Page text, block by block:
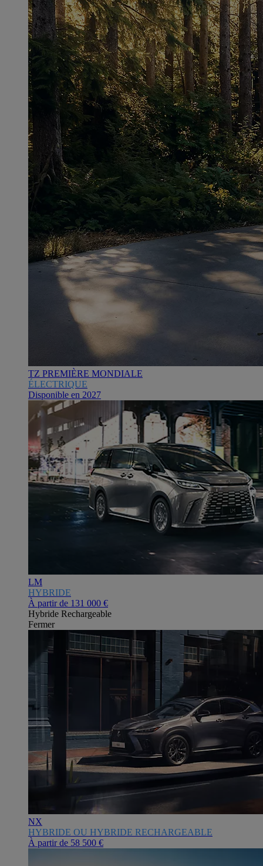
TZ PREMIÈRE MONDIALE
ÉLECTRIQUE
Disponible en 2027
LM
HYBRIDE
À partir de 131 000 €
Hybride Rechargeable
Fermer
NX
HYBRIDE OU HYBRIDE RECHARGEABLE
À partir de 58 500 €